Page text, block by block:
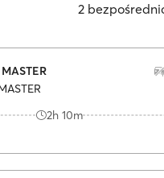
2
2h 10m